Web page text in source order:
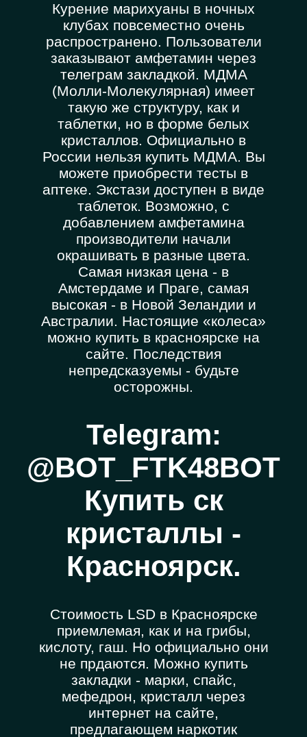
Курение марихуаны в ночных
клубах повсеместно очень
распространено. Пользователи
заказывают амфетамин через
телеграм закладкой. МДМА
(Молли-Молекулярная) имеет
такую же структуру, как и
таблетки, но в форме белых
кристаллов. Официально в
России нельзя купить МДМА. Вы
можете приобрести тесты в
аптеке. Экстази доступен в виде
таблеток. Возможно, с
добавлением амфетамина
производители начали
окрашивать в разные цвета.
Самая низкая цена - в
Амстердаме и Праге, самая
высокая - в Новой Зеландии и
Австралии. Настоящие «колеса»
можно купить в красноярске на
сайте. Последствия
непредсказуемы - будьте
осторожны.
Telegram:
@BOT_FTK48BOT
Купить ск
кристаллы -
Красноярск.
Стоимость LSD в Красноярске
приемлемая, как и на грибы,
кислоту, гаш. Но официально они
не прдаются. Можно купить
закладки - марки, спайс,
мефедрон, кристалл через
интернет на сайте,
предлагающем наркотик